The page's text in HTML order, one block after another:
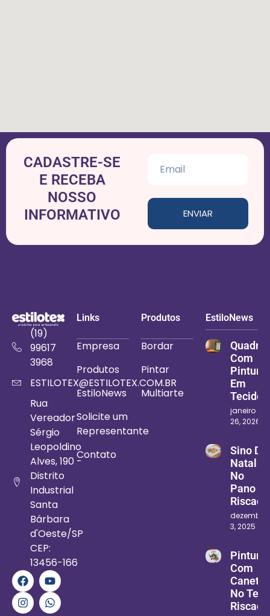
CADASTRE-SE
E RECEBA
NOSSO
INFORMATIVO
ENVIAR
(19)
99617
3968
ESTILOTEX@ESTILOTEX.COM.BR
Rua
Vereador
Sérgio
Leopoldino
Alves, 190 -
Distrito
Industrial
Santa
Bárbara
d'Oeste/SP
CEP:
13456-166
Links
Empresa
Produtos
EstiloNews
Solicite um
Representante
Contato
Produtos
Bordar
Pintar
Multiarte
EstiloNews
Quadro
Com
Pintura
Em
Tecido
janeiro
26, 2026
Sino De
Natal
No
Pano
Riscado
dezembro
3, 2025
Pintura
Com
No
Riscado